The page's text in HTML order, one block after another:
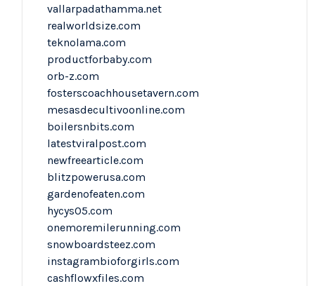
vallarpadathamma.net
realworldsize.com
teknolama.com
productforbaby.com
orb-z.com
fosterscoachhousetavern.com
mesasdecultivoonline.com
boilersnbits.com
latestviralpost.com
newfreearticle.com
blitzpowerusa.com
gardenofeaten.com
hycys05.com
onemoremilerunning.com
snowboardsteez.com
instagrambioforgirls.com
cashflowxfiles.com